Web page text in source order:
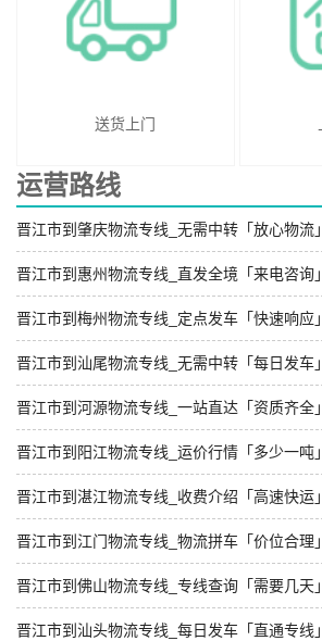
送货上门
运营路线
晋江市到肇庆物流专线_无需中转「放心物流」
晋江市到惠州物流专线_直发全境「来电咨询」
晋江市到梅州物流专线_定点发车「快速响应」
晋江市到汕尾物流专线_无需中转「每日发车」
晋江市到河源物流专线_一站直达「资质齐全」
晋江市到阳江物流专线_运价行情「多少一吨」
晋江市到湛江物流专线_收费介绍「高速快运」
晋江市到江门物流专线_物流拼车「价位合理」
晋江市到佛山物流专线_专线查询「需要几天」
晋江市到汕头物流专线_每日发车「直通专线」